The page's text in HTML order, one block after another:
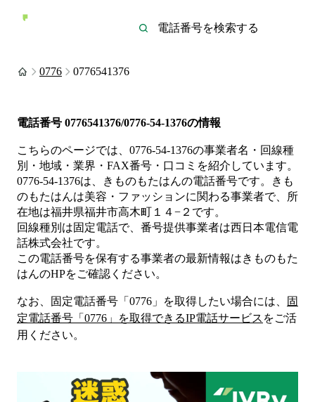
0776 0776541376
電話番号 0776541376/0776-54-1376の情報
こちらのページでは、 0776-54-1376の事業者名・回線種
別・地域・業界・FAX番号・口コミを紹介しています。
0776-54-1376は、 きものもたはんの電話番号です。
きも
のもたはんは美容・ファッションに関わる事業者で、所
在地は福井県福井市高木町１４−２ です。
回線種別は固定電話で、番号提供事業者は西日本電信電
話株式会社です。
この電話番号を保有する事業者の最新情報はきものもた
はんのHPをご確認ください。
なお、固定電話番号「 0776 」を取得したい場合には、
固
定電話番号「 0776 」を取得できるIP電話サービス をご活
用ください。